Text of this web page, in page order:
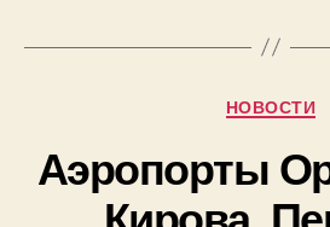
НОВОСТИ
Аэропорты